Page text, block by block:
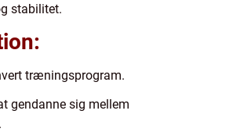
stabilitet.
træningsprogram.
gendanne sig mellem